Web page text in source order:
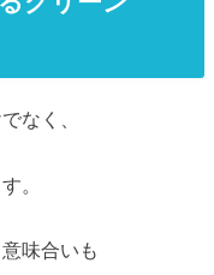
なく、
。
味合いも